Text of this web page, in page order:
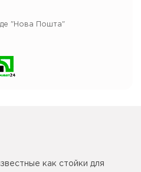
"Нова Пошта"
как стойки для